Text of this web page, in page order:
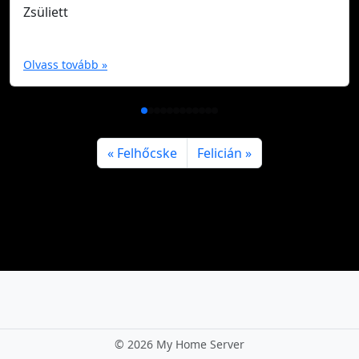
Zsüliett
Olvass tovább »
Felhőcske Felicián
© 2026 My Home Server